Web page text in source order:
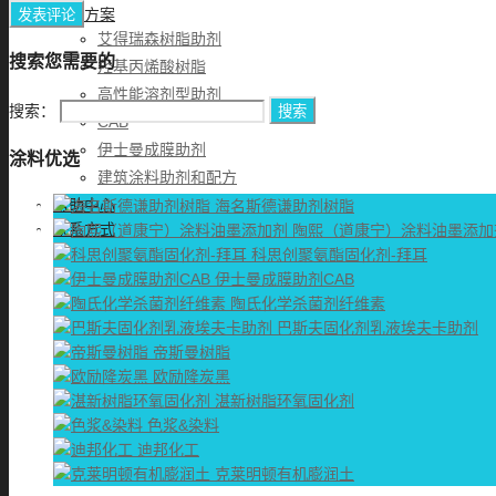
解决方案
艾得瑞森树脂助剂
羟基丙烯酸树脂
高性能溶剂型助剂
CAB
伊士曼成膜助剂
建筑涂料助剂和配方
帮助中心
联系方式
搜索您需要的
搜索：
涂料优选
海名斯德谦助剂树脂
陶熙（道康宁）涂料油墨添
科思创聚氨酯固化剂-拜耳
伊士曼成膜助剂CAB
陶氏化学杀菌剂纤维素
巴斯夫固化剂乳液埃夫卡助剂
帝斯曼树脂
欧励隆炭黑
湛新树脂环氧固化剂
色浆&染料
迪邦化工
克莱明顿有机膨润土